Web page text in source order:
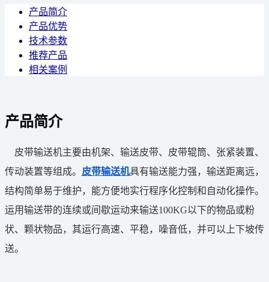
产品简介
产品优势
技术参数
推荐产品
相关案例
产品简介
皮带输送机主要由机架、输送皮带、皮带辊筒、张紧装置、
传动装置等组成。 皮带输送机具有输送能力强，输送距离远，
结构简单易于维护，能方便地实行程序化控制和自动化操作。
运用输送带的连续或间歇运动来输送100KG以下的物品或粉
状、颗状物品，其运行高速、平稳，噪音低，并可以上下坡传
送。